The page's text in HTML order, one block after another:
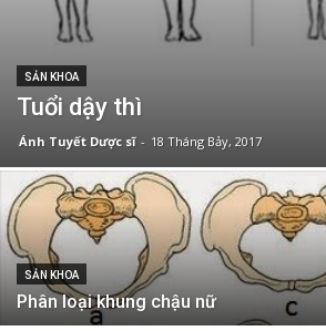
SẢN KHOA
Tuổi dậy thì
Ánh Tuyết Dược sĩ - 18 Tháng Bảy, 2017
SẢN KHOA
Phân loại khung chậu nữ